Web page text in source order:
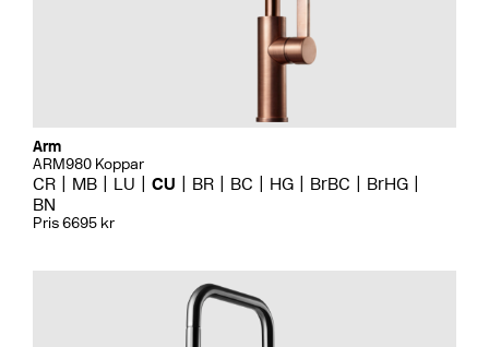
Arm
ARM980 Koppar
CR MB LU CU BR BC HG BrBC
BrHG
BN
Pris 6695 kr